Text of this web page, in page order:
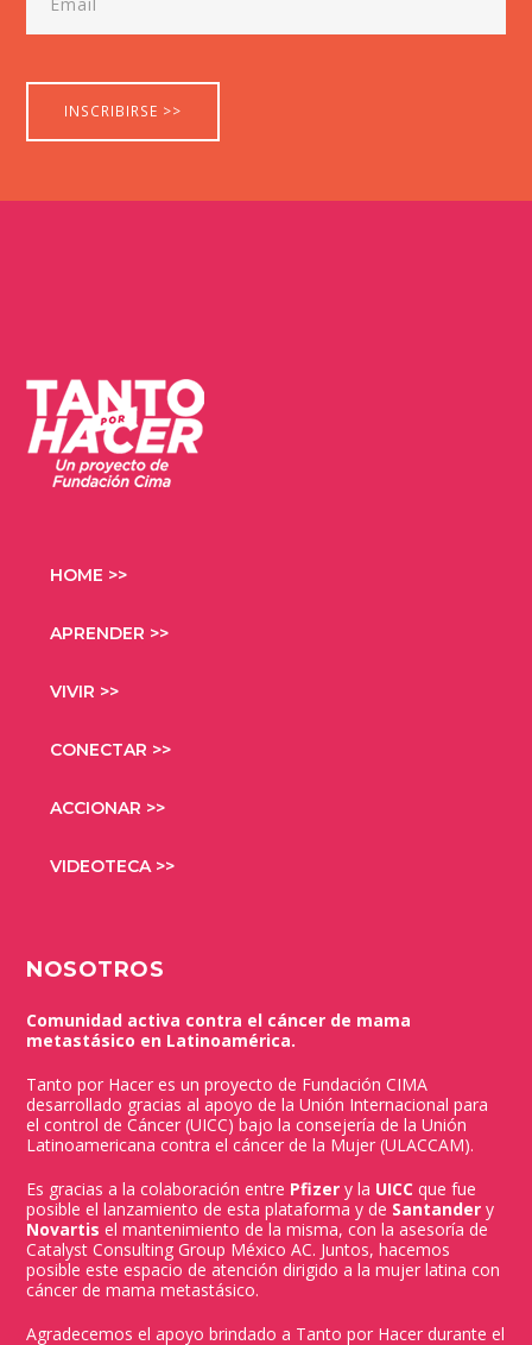
HOME >>
APRENDER >>
VIVIR >>
CONECTAR >>
ACCIONAR >>
VIDEOTECA >>
NOSOTROS
Comunidad activa contra el cáncer de mama
metastásico en Latinoamérica.
Tanto por Hacer es un proyecto de Fundación CIMA
desarrollado gracias al apoyo de la Unión Internacional para
el control de Cáncer (UICC) bajo la consejería de la Unión
Latinoamericana contra el cáncer de la Mujer (ULACCAM).
Es gracias a la colaboración entre Pfizer y la UICC que fue
posible el lanzamiento de esta plataforma y de Santander y
Novartis el mantenimiento de la misma, con la asesoría de
Catalyst Consulting Group México AC. Juntos, hacemos
posible este espacio de atención dirigido a la mujer latina con
cáncer de mama metastásico.
Agradecemos el apoyo brindado a Tanto por Hacer durante el